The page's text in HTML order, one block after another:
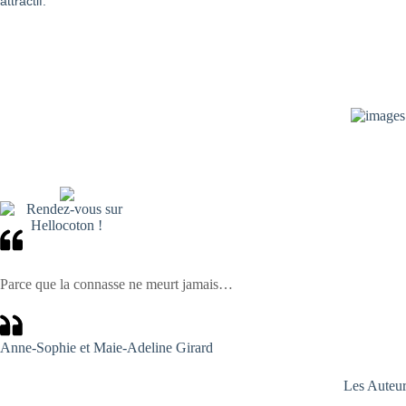
Parce que la connasse ne meurt jamais…
Anne-Sophie et Maie-Adeline Girard
Les